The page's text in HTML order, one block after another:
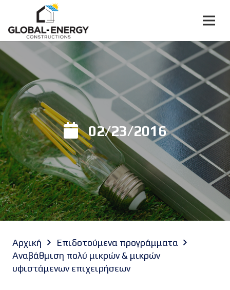
02/23/2016
Αρχική
Επιδοτούμενα προγράμματα
Αναβάθμιση πολύ μικρών & μικρών
υφιστάμενων επιχειρήσεων